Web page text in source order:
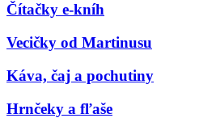
Čítačky e-kníh
Vecičky od Martinusu
Káva, čaj a pochutiny
Hrnčeky a fľaše